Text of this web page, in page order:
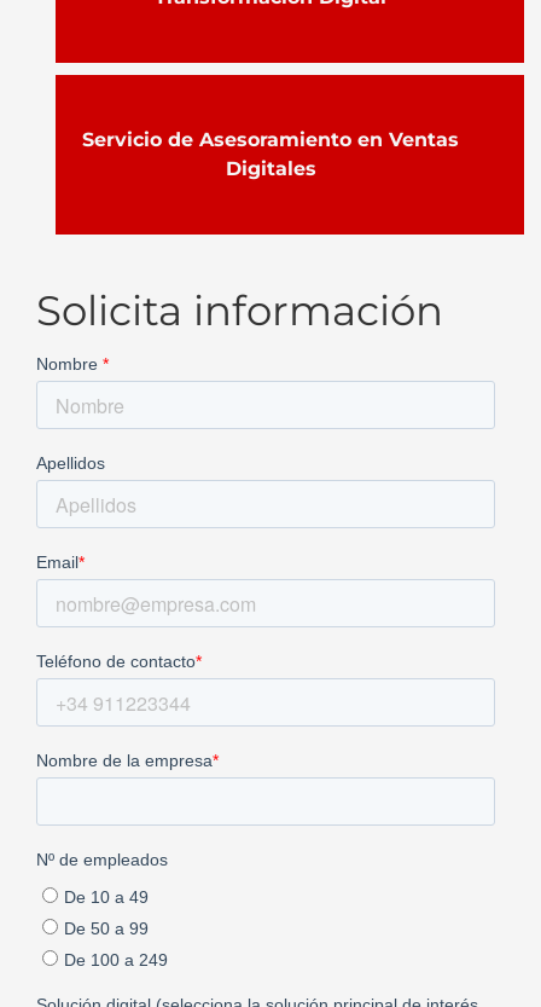
Servicio de Asesoramiento en Ventas
Digitales
Solicita información